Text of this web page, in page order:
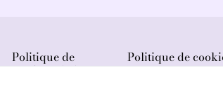
Politique de
confidentialité
Politique de